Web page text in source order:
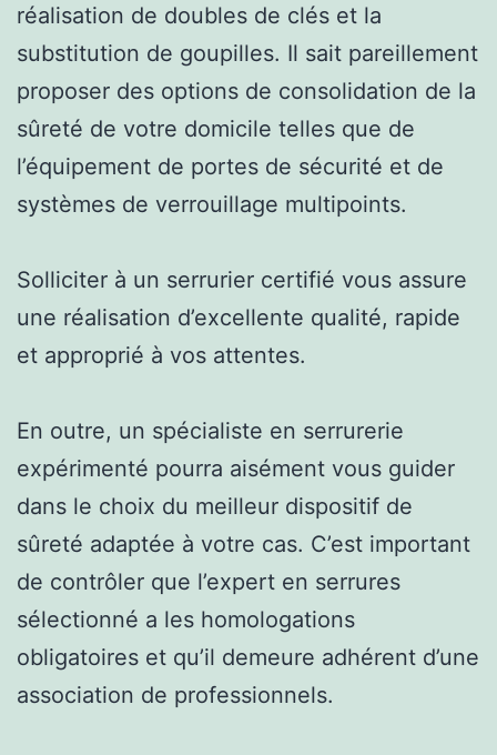
réalisation de doubles de clés et la
substitution de goupilles. Il sait pareillement
proposer des options de consolidation de la
sûreté de votre domicile telles que de
l’équipement de portes de sécurité et de
systèmes de verrouillage multipoints.
Solliciter à un serrurier certifié vous assure
une réalisation d’excellente qualité, rapide
et approprié à vos attentes.
En outre, un spécialiste en serrurerie
expérimenté pourra aisément vous guider
dans le choix du meilleur dispositif de
sûreté adaptée à votre cas. C’est important
de contrôler que l’expert en serrures
sélectionné a les homologations
obligatoires et qu’il demeure adhérent d’une
association de professionnels.